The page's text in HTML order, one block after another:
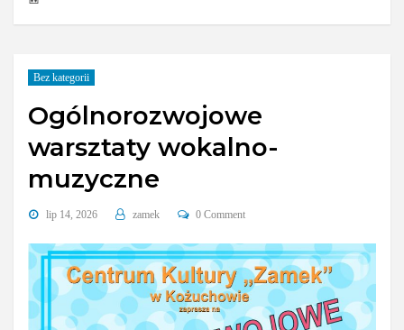
Bez kategorii
Ogólnorozwojowe
warsztaty wokalno-
muzyczne
lip 14, 2026 zamek 0 Comment